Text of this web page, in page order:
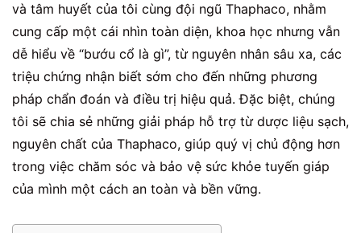
và tâm huyết của tôi cùng đội ngũ Thaphaco, nhằm
cung cấp một cái nhìn toàn diện, khoa học nhưng vẫn
dễ hiểu về “bướu cổ là gì”, từ nguyên nhân sâu xa, các
triệu chứng nhận biết sớm cho đến những phương
pháp chẩn đoán và điều trị hiệu quả. Đặc biệt, chúng
tôi sẽ chia sẻ những giải pháp hỗ trợ từ dược liệu sạch,
nguyên chất của Thaphaco, giúp quý vị chủ động hơn
trong việc chăm sóc và bảo vệ sức khỏe tuyến giáp
của mình một cách an toàn và bền vững.